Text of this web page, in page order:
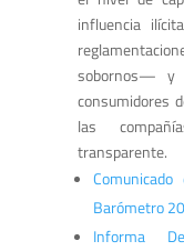
influencia
sobornos— y
consumidores
las
transparente.
Barómetro
Informa